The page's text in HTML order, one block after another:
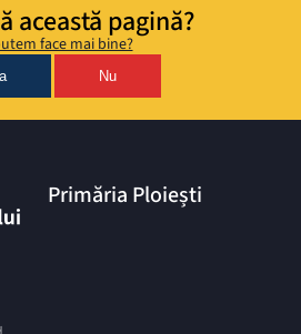
această pagină?
face mai bine?
Nu
Primăria Ploiești